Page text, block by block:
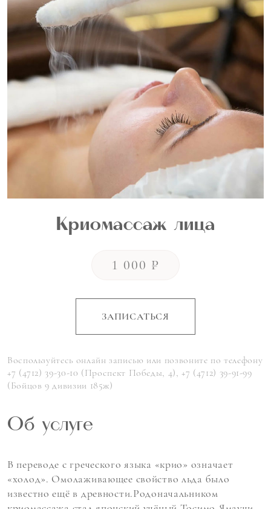
Криомассаж лица
1 000 ₽
ЗАПИСАТЬСЯ
Воспользуйтесь онлайн записью или позвоните по телефону
+7 (4712) 39-30-10 (Проспект Победы, 4), +7 (4712) 39-91-99
(Бойцов 9 дивизии 185ж)
Об услуге
В переводе с греческого языка «крио» означает
«холод». Омолаживающее свойство льда было
известно ещё в древности.Родоначальником